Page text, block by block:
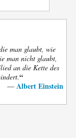
man glaubt, wie
man nicht glaubt,
an die Kette des
“
— Albert Einstein